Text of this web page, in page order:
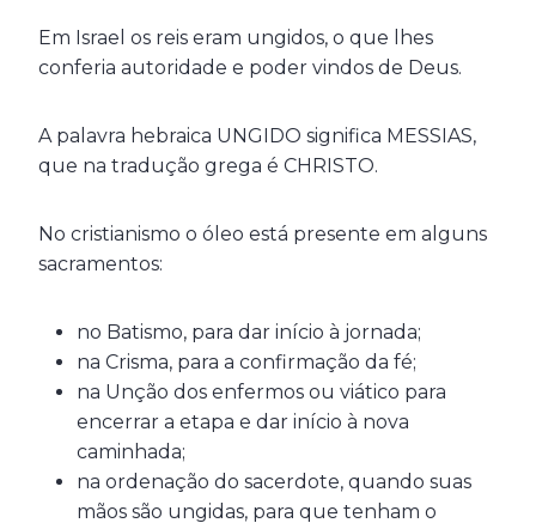
Em Israel os reis eram ungidos, o que lhes
conferia autoridade e poder vindos de Deus.
A palavra hebraica UNGIDO significa MESSIAS,
que na tradução grega é CHRISTO.
No cristianismo o óleo está presente em alguns
sacramentos:
no Batismo, para dar início à jornada;
na Crisma, para a confirmação da fé;
na Unção dos enfermos ou viático para
encerrar a etapa e dar início à nova
caminhada;
na ordenação do sacerdote, quando suas
mãos são ungidas, para que tenham o